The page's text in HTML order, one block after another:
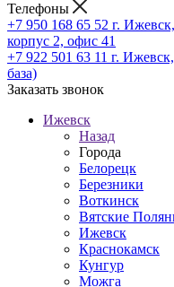
Телефоны
+7 950 168 65 52 г.
корпус 2, офис 41
+7 922 501 63 11 г.
база)
Заказать звонок
Ижевск
Назад
Города
Белорецк
Березники
Воткинск
Вятские
Ижевск
Краснокамск
Кунгур
Можга